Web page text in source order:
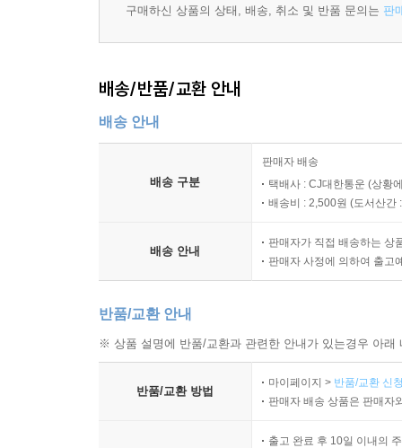
04. 주요 영역의 탄소배출 동향
03. 민간투자 동향
투자기관 및 투자 동향 | 미국 및 유럽의 투자 동향
구매하신 상품의 상태, 배송, 취소 및 반품 문의는 판
배송/반품/교환 안내
배송 안내
배송 구분
판매자 배송
택배사 : CJ대한통운 (상황
배송비 : 2,500원 (도서산간
배송 안내
판매자가 직접 배송하는 상
판매자 사정에 의하여 출고
반품/교환 안내
※ 상품 설명에 반품/교환과 관련한 안내가 있는경우 아
반품/교환 방법
마이페이지 > 반품/교환 신
판매자 배송 상품은 판매자
출고 완료 후 10일 이내의